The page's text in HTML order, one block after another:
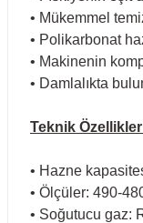
• Mükemmel
• Polikarbonat
• Makinenin
• Damlalıkta
Teknik
• Hazne
• Ölçüler: 490-
• Soğutucu gaz: